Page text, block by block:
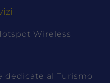
Wireless
dedicate al Turismo